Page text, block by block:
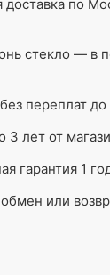
доставка по
стекло — в
переплат
3 лет от
гарантия 1
или